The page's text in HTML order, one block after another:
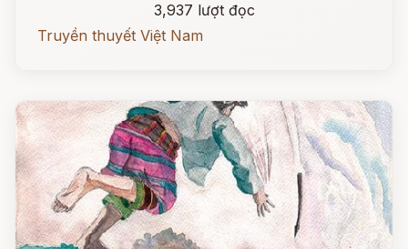
3,937 lượt đọc
Truyền thuyết Việt Nam